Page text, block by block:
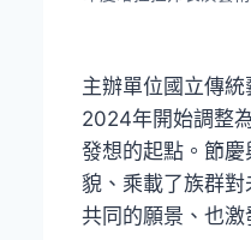
主辦單位國立傳
2024年開始調整
發想的起點。節
貌、乘載了族群
共同的願景、也